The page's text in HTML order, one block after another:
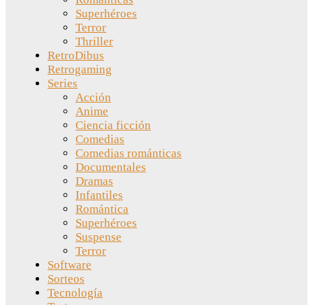
Superhéroes
Terror
Thriller
RetroDibus
Retrogaming
Series
Acción
Anime
Ciencia ficción
Comedias
Comedias románticas
Documentales
Dramas
Infantiles
Romántica
Superhéroes
Suspense
Terror
Software
Sorteos
Tecnología